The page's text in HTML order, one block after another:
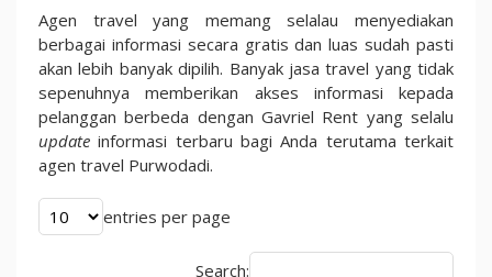
2023
Agen travel yang memang selalau menyediakan
berbagai informasi secara gratis dan luas sudah pasti
akan lebih banyak dipilih. Banyak jasa travel yang tidak
sepenuhnya memberikan akses informasi kepada
pelanggan berbeda dengan Gavriel Rent yang selalu
update informasi terbaru bagi Anda terutama terkait
agen travel Purwodadi.
entries per page
Search: